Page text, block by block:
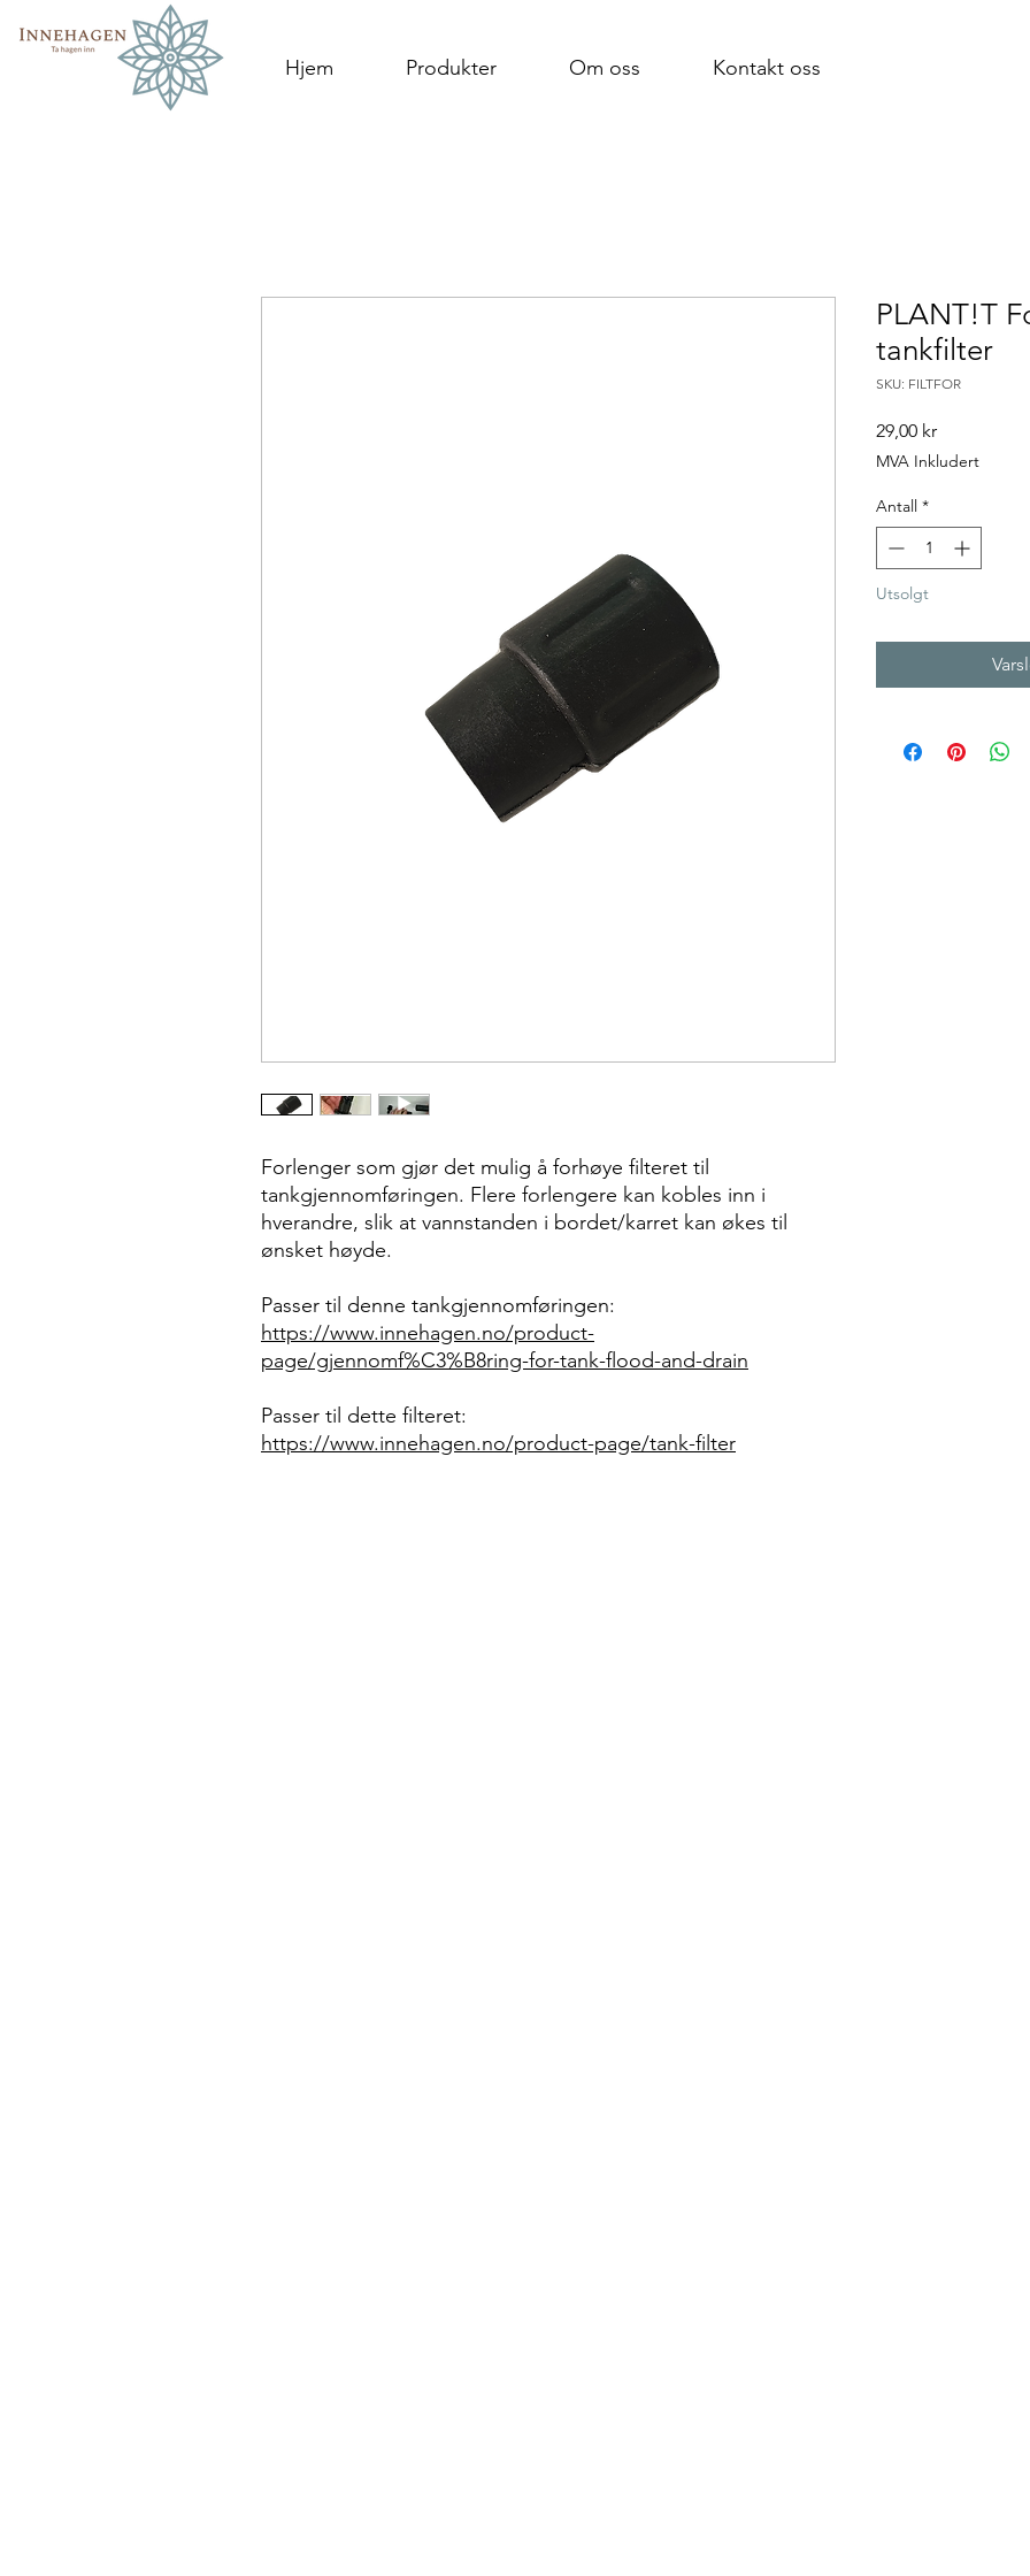
Hjem Produkter Om oss Kontakt oss
Forlenger som gjør det mulig å forhøye filteret til
tankgjennomføringen. Flere forlengere kan kobles inn i
hverandre, slik at vannstanden i bordet/karret kan økes til
ønsket høyde.
Passer til denne tankgjennomføringen:
https://www.innehagen.no/product-
page/gjennomf%C3%B8ring-for-tank-flood-and-drain
Passer til dette filteret:
https://www.innehagen.no/product-page/tank-filter
PLANT!T
tankfilter
SKU: FILTFOR
29,00 krPris
MVA Inkludert
Antall *
Utsolgt